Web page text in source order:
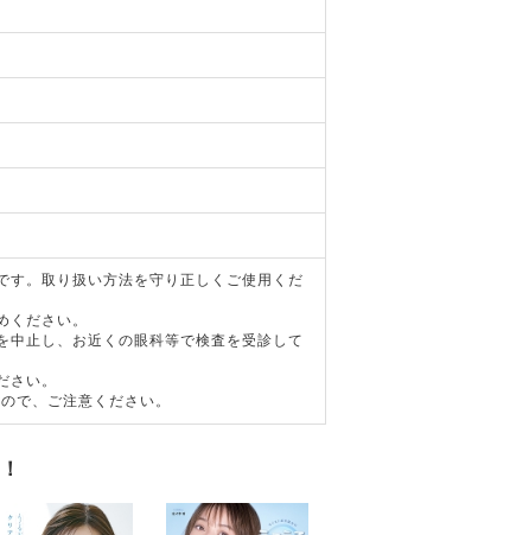
す。取り扱い方法を守り正しくご使用くだ
ださい。
止し、お近くの眼科等で検査を受診して
さい。
で、ご注意ください。